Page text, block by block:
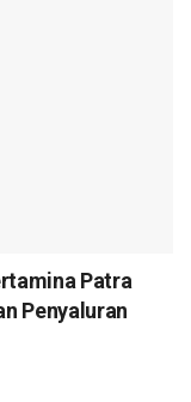
Patra
Penyaluran